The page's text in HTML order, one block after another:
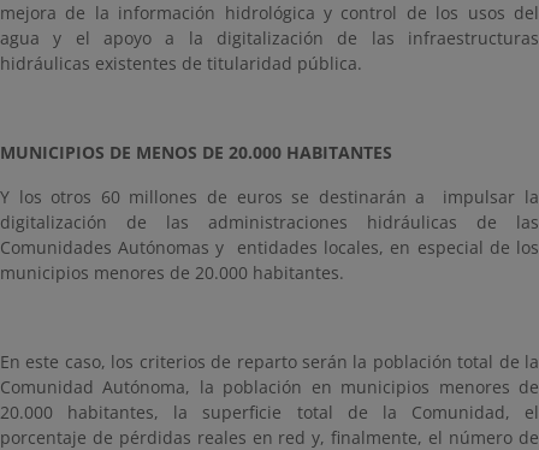
mejora de la información hidrológica y control de los usos del
agua y el apoyo a la digitalización de las infraestructuras
hidráulicas existentes de titularidad pública.
MUNICIPIOS DE MENOS DE 20.000 HABITANTES
Y los otros 60 millones de euros se destinarán a impulsar la
digitalización de las administraciones hidráulicas de las
Comunidades Autónomas y entidades locales, en especial de los
municipios menores de 20.000 habitantes.
En este caso, los criterios de reparto serán la población total de la
Comunidad Autónoma, la población en municipios menores de
20.000 habitantes, la superficie total de la Comunidad, el
porcentaje de pérdidas reales en red y, finalmente, el número de